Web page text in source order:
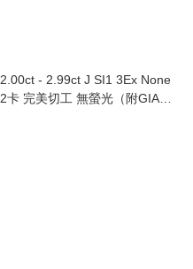
2.00ct - 2.99ct J SI1 3Ex None
2卡 完美切工 無螢光（附GIA證